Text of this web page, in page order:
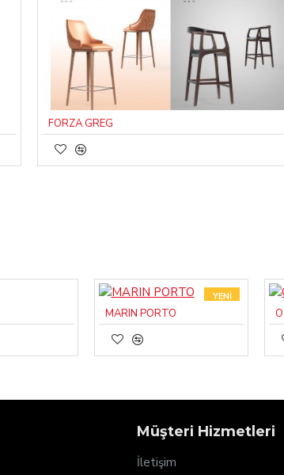
FORZA GREG
YENI
MARIN PORTO
Müşteri Hizmetleri
İletişim